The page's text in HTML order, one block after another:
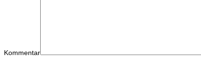
Kommentar